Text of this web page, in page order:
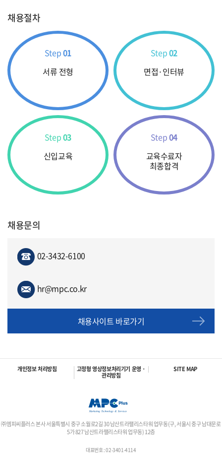
채용절차
Step01
서류 전형
Step02
면접·인터뷰
Step03
신입교육
Step04
교육수료자
최종합격
채용문의
02-3432-6100
hr@mpc.co.kr
채용사이트 바로가기
개인정보 처리방침 고정형 영상정보처리기기 운영 ·
관리방침
SITE MAP
㈜엠피씨플러스 본사 서울특별시 중구 소월로2길 30 남산트라팰리스타워 업무동(구, 서울시 중구 남대문로
5가 827 남산트라팰리스타워 업무동) 12층
대표번호 : 02-3401-4114